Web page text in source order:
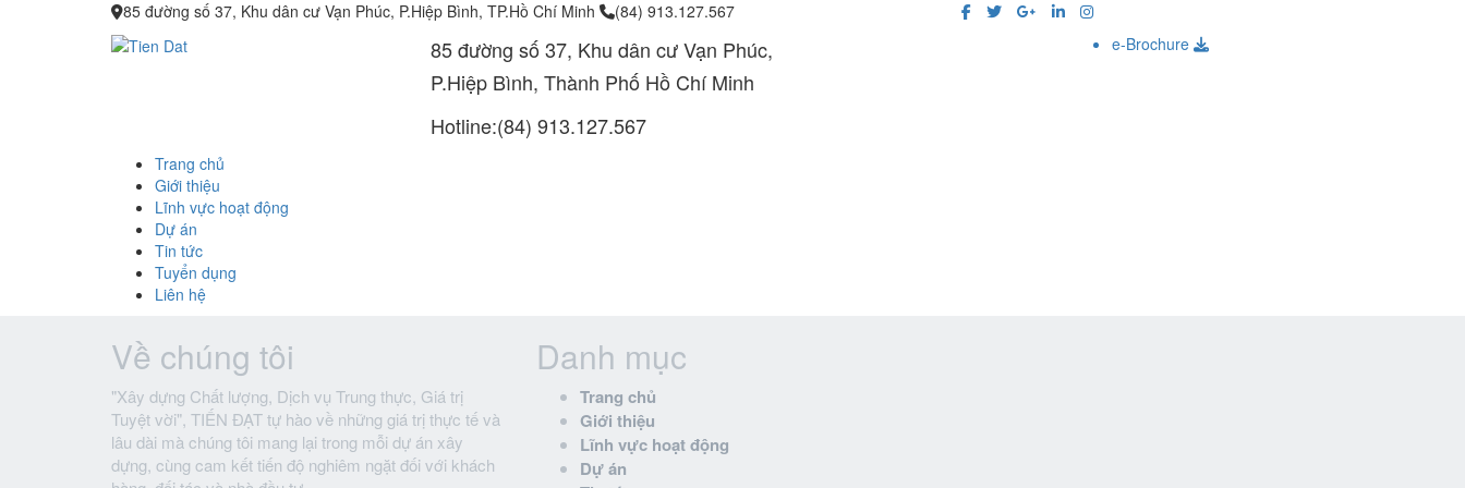
85 đường số 37, Khu dân cư Vạn Phúc, P.Hiệp Bình, TP.Hồ Chí Minh (84) 913.127.567
85 đường số 37, Khu dân cư Vạn Phúc,
P.Hiệp Bình, Thành Phố Hồ Chí Minh
Hotline:(84) 913.127.567
e-Brochure
Trang chủ
Giới thiệu
Lĩnh vực hoạt động
Dự án
Tin tức
Tuyển dụng
Liên hệ
Về chúng tôi
"Xây dựng Chất lượng, Dịch vụ Trung thực, Giá trị
Tuyệt vời", TIẾN ĐẠT tự hào về những giá trị thực tế và
lâu dài mà chúng tôi mang lại trong mỗi dự án xây
dựng, cùng cam kết tiến độ nghiêm ngặt đối với khách
Danh mục
Trang chủ
Giới thiệu
Lĩnh vực hoạt động
Dự án